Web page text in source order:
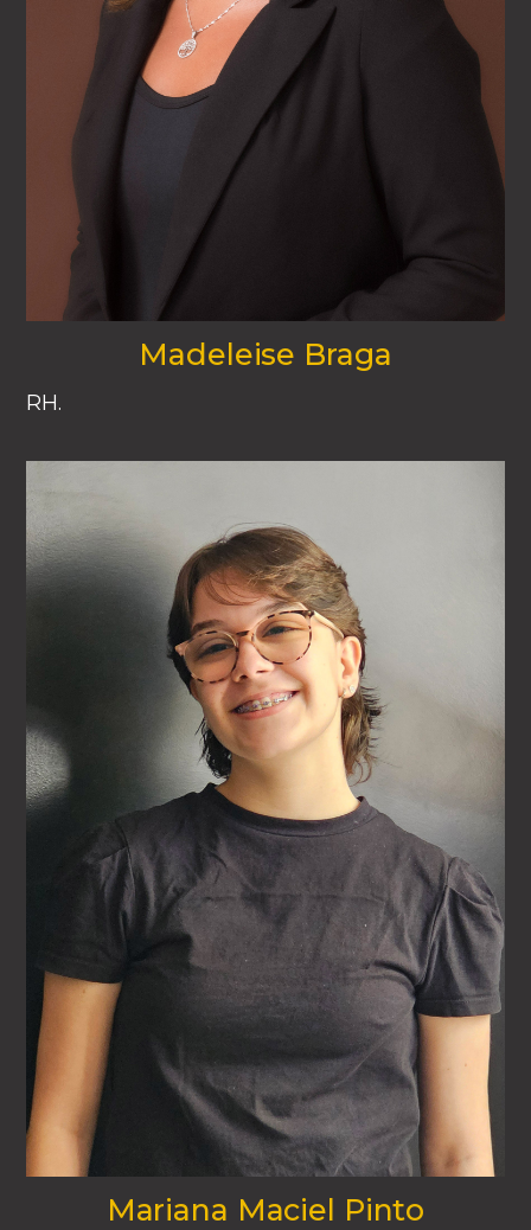
Madeleise Braga
RH.
Mariana Maciel Pinto